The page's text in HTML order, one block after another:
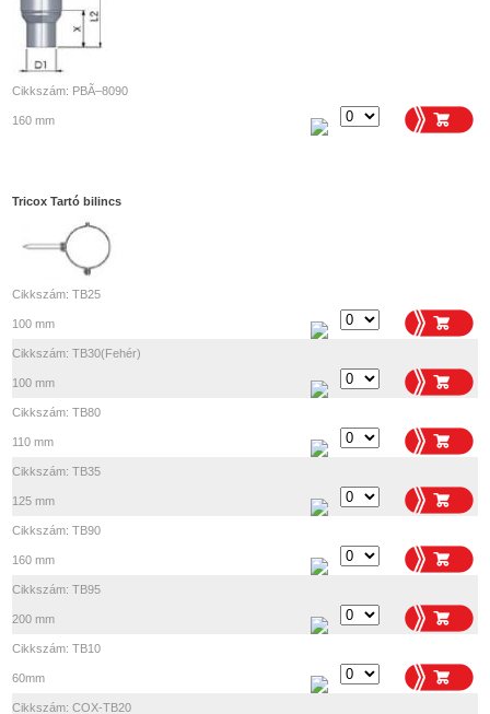
Cikkszám: PBÃ–8090
160 mm
Tricox Tartó bilincs
Cikkszám: TB25
100 mm
Cikkszám: TB30(Fehér)
100 mm
Cikkszám: TB80
110 mm
Cikkszám: TB35
125 mm
Cikkszám: TB90
160 mm
Cikkszám: TB95
200 mm
Cikkszám: TB10
60mm
Cikkszám: COX-TB20